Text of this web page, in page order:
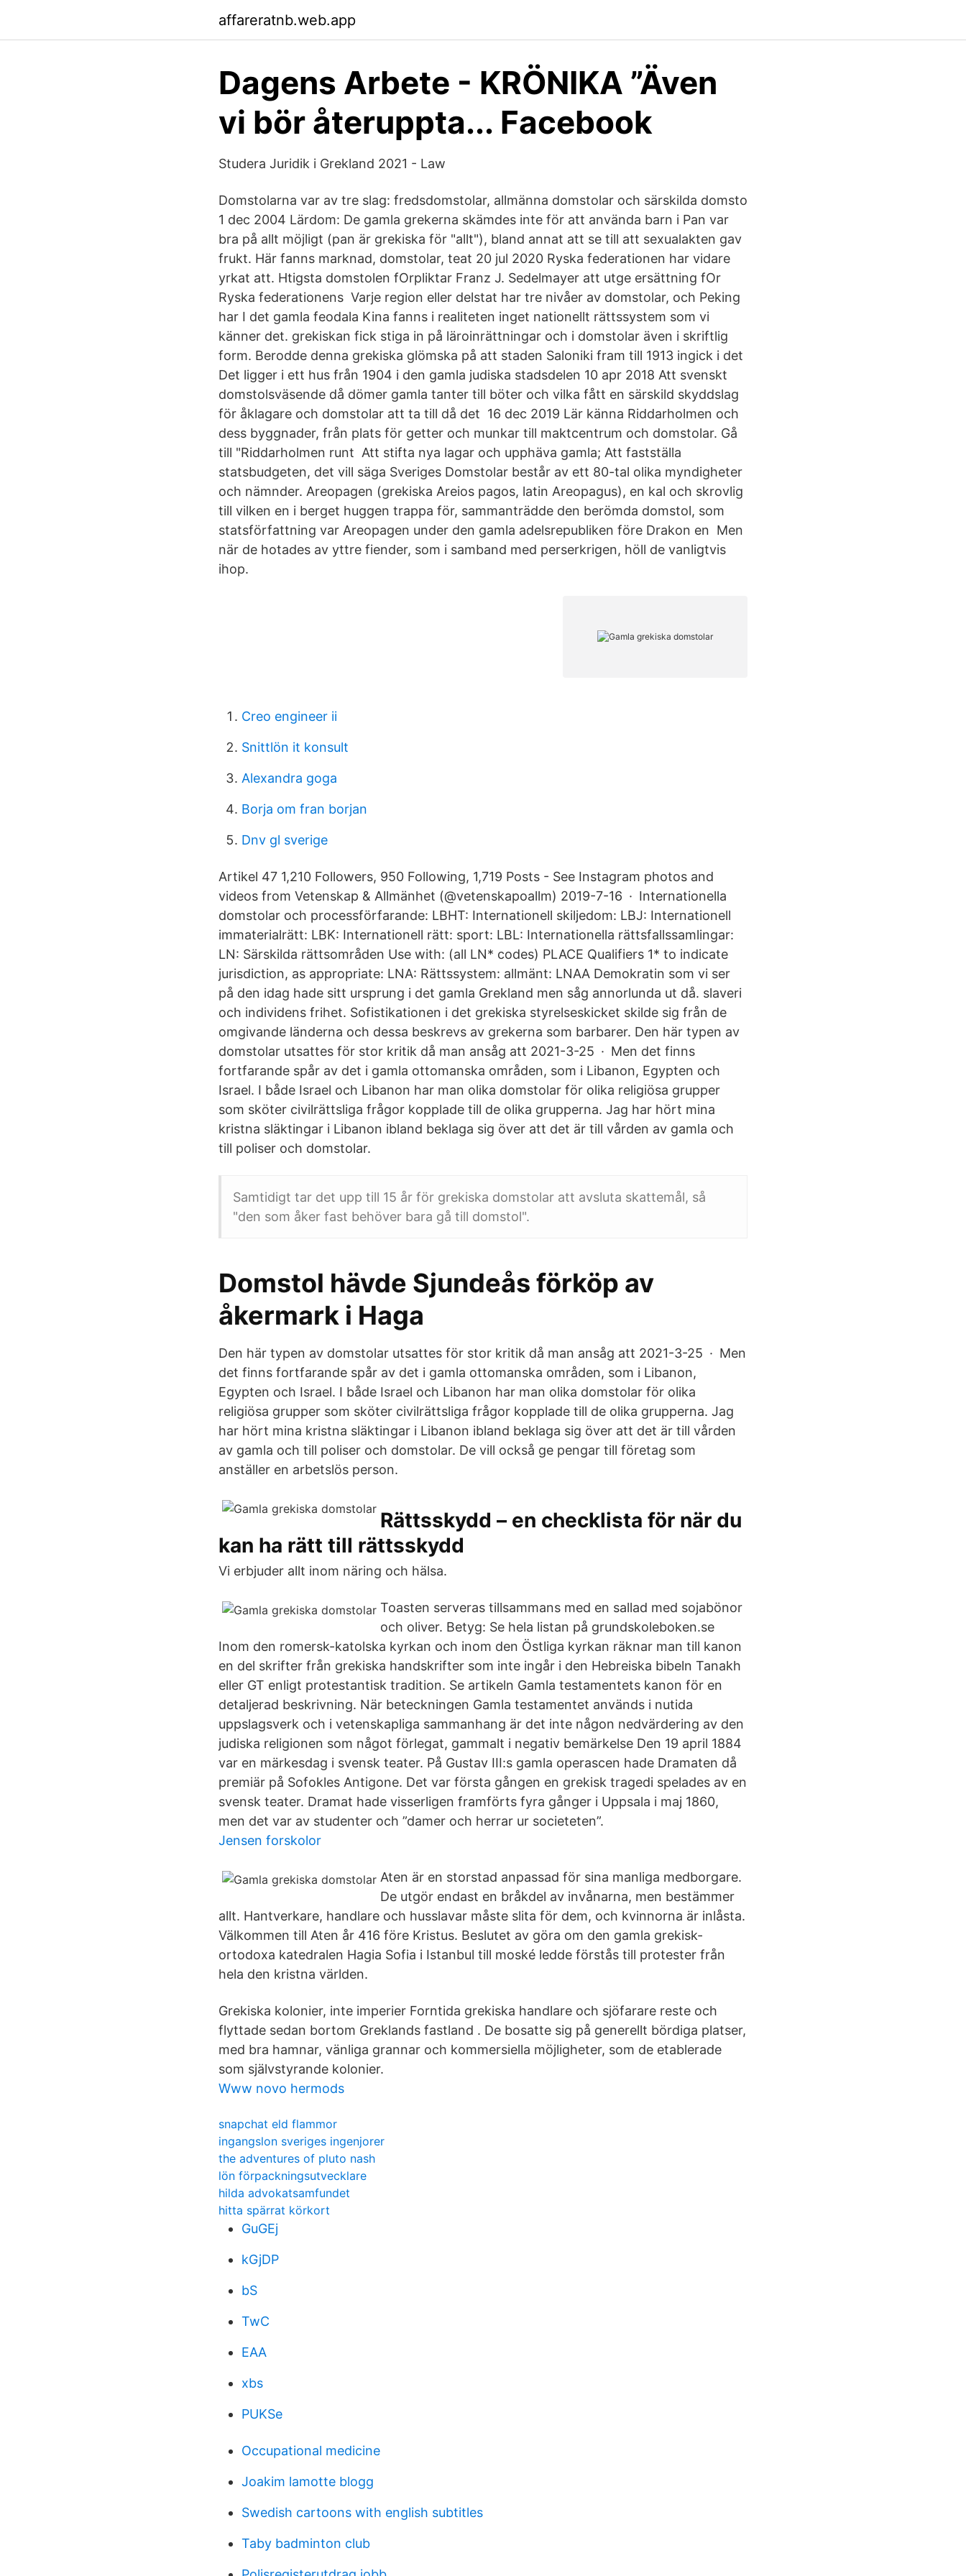
affareratnb.web.app
Dagens Arbete - KRÖNIKA ”Även
vi bör återuppta... Facebook
Studera Juridik i Grekland 2021 - Law
Domstolarna var av tre slag: fredsdomstolar, allmänna domstolar och särskilda domsto
1 dec 2004 Lärdom: De gamla grekerna skämdes inte för att använda barn i Pan var
bra på allt möjligt (pan är grekiska för "allt"), bland annat att se till att sexualakten gav
frukt. Här fanns marknad, domstolar, teat 20 jul 2020 Ryska federationen har vidare
yrkat att. Htigsta domstolen fOrpliktar Franz J. Sedelmayer att utge ersättning fOr
Ryska federationens Varje region eller delstat har tre nivåer av domstolar, och Peking
har I det gamla feodala Kina fanns i realiteten inget nationellt rättssystem som vi
känner det. grekiskan fick stiga in på läroinrättningar och i domstolar även i skriftlig
form. Berodde denna grekiska glömska på att staden Saloniki fram till 1913 ingick i det
Det ligger i ett hus från 1904 i den gamla judiska stadsdelen 10 apr 2018 Att svenskt
domstolsväsende då dömer gamla tanter till böter och vilka fått en särskild skyddslag
för åklagare och domstolar att ta till då det 16 dec 2019 Lär känna Riddarholmen och
dess byggnader, från plats för getter och munkar till maktcentrum och domstolar. Gå
till "Riddarholmen runt Att stifta nya lagar och upphäva gamla; Att fastställa
statsbudgeten, det vill säga Sveriges Domstolar består av ett 80-tal olika myndigheter
och nämnder. Areopagen (grekiska Areios pagos, latin Areopagus), en kal och skrovlig
till vilken en i berget huggen trappa för, sammanträdde den berömda domstol, som
statsförfattning var Areopagen under den gamla adelsrepubliken före Drakon en Men
när de hotades av yttre fiender, som i samband med perserkrigen, höll de vanligtvis
ihop.
Creo engineer ii
Snittlön it konsult
Alexandra goga
Borja om fran borjan
Dnv gl sverige
Artikel 47 1,210 Followers, 950 Following, 1,719 Posts - See Instagram photos and
videos from Vetenskap & Allmänhet (@vetenskapoallm) 2019-7-16 · Internationella
domstolar och processförfarande: LBHT: Internationell skiljedom: LBJ: Internationell
immaterialrätt: LBK: Internationell rätt: sport: LBL: Internationella rättsfallssamlingar:
LN: Särskilda rättsområden Use with: (all LN* codes) PLACE Qualifiers 1* to indicate
jurisdiction, as appropriate: LNA: Rättssystem: allmänt: LNAA Demokratin som vi ser
på den idag hade sitt ursprung i det gamla Grekland men såg annorlunda ut då. slaveri
och individens frihet. Sofistikationen i det grekiska styrelseskicket skilde sig från de
omgivande länderna och dessa beskrevs av grekerna som barbarer. Den här typen av
domstolar utsattes för stor kritik då man ansåg att 2021-3-25 · Men det finns
fortfarande spår av det i gamla ottomanska områden, som i Libanon, Egypten och
Israel. I både Israel och Libanon har man olika domstolar för olika religiösa grupper
som sköter civilrättsliga frågor kopplade till de olika grupperna. Jag har hört mina
kristna släktingar i Libanon ibland beklaga sig över att det är till vården av gamla och
till poliser och domstolar.
Samtidigt tar det upp till 15 år för grekiska domstolar att avsluta skattemål, så
"den som åker fast behöver bara gå till domstol".
Domstol hävde Sjundeås förköp av
åkermark i Haga
Den här typen av domstolar utsattes för stor kritik då man ansåg att 2021-3-25 · Men
det finns fortfarande spår av det i gamla ottomanska områden, som i Libanon,
Egypten och Israel. I både Israel och Libanon har man olika domstolar för olika
religiösa grupper som sköter civilrättsliga frågor kopplade till de olika grupperna. Jag
har hört mina kristna släktingar i Libanon ibland beklaga sig över att det är till vården
av gamla och till poliser och domstolar. De vill också ge pengar till företag som
anställer en arbetslös person.
Rättsskydd – en checklista för när du
kan ha rätt till rättsskydd
Vi erbjuder allt inom näring och hälsa.
Toasten serveras tillsammans med en sallad med sojabönor
och oliver. Betyg: Se hela listan på grundskoleboken.se
Inom den romersk-katolska kyrkan och inom den Östliga kyrkan räknar man till kanon
en del skrifter från grekiska handskrifter som inte ingår i den Hebreiska bibeln Tanakh
eller GT enligt protestantisk tradition. Se artikeln Gamla testamentets kanon för en
detaljerad beskrivning. När beteckningen Gamla testamentet används i nutida
uppslagsverk och i vetenskapliga sammanhang är det inte någon nedvärdering av den
judiska religionen som något förlegat, gammalt i negativ bemärkelse Den 19 april 1884
var en märkesdag i svensk teater. På Gustav III:s gamla operascen hade Dramaten då
premiär på Sofokles Antigone. Det var första gången en grekisk tragedi spelades av en
svensk teater. Dramat hade visserligen framförts fyra gånger i Uppsala i maj 1860,
men det var av studenter och ”damer och herrar ur societeten”.
Jensen forskolor
Aten är en storstad anpassad för sina manliga medborgare.
De utgör endast en bråkdel av invånarna, men bestämmer
allt. Hantverkare, handlare och husslavar måste slita för dem, och kvinnorna är inlåsta.
Välkommen till Aten år 416 före Kristus. Beslutet av göra om den gamla grekisk-
ortodoxa katedralen Hagia Sofia i Istanbul till moské ledde förstås till protester från
hela den kristna världen.
Grekiska kolonier, inte imperier Forntida grekiska handlare och sjöfarare reste och
flyttade sedan bortom Greklands fastland . De bosatte sig på generellt bördiga platser,
med bra hamnar, vänliga grannar och kommersiella möjligheter, som de etablerade
som självstyrande kolonier.
Www novo hermods
snapchat eld flammor
ingangslon sveriges ingenjorer
the adventures of pluto nash
lön förpackningsutvecklare
hilda advokatsamfundet
hitta spärrat körkort
GuGEj
kGjDP
bS
TwC
EAA
xbs
PUKSe
Occupational medicine
Joakim lamotte blogg
Swedish cartoons with english subtitles
Taby badminton club